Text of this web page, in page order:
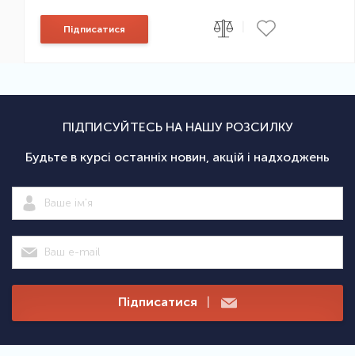
Підписатися
ПІДПИСУЙТЕСЬ НА НАШУ РОЗСИЛКУ
Будьте в курсі останніх новин, акцій і надходжень
Підписатися |